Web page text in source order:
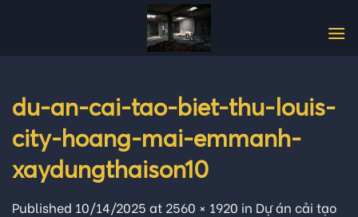
du-an-cai-tao-biet-thu-louis-
city-hoang-mai-emmanh-
xaydungthaison10
Published 10/14/2025 at 2560 × 1920 in Dự án cải tạo